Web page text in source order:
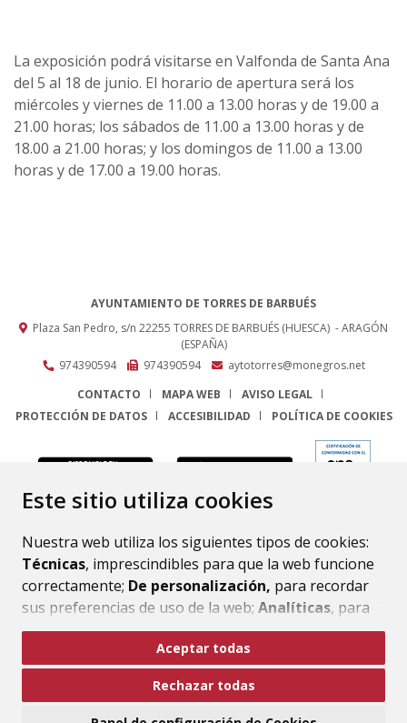
Este sitio utiliza cookies
Nuestra web utiliza los siguientes tipos de cookies:
Técnicas, imprescindibles para que la web funcione
correctamente; De personalización, para recordar
sus preferencias de uso de la web; Analíticas, para
mejorar el funcionamiento de la web y sus servicios.
Si acepta pulsando el botón“Aceptar todas”
consideramos que acepta su uso. Si pulsa el botón
Aceptar todas
Rechazar todas
La exposición podrá visitarse en Valfonda de Santa Ana
del 5 al 18 de junio. El horario de apertura será los
miércoles y viernes de 11.00 a 13.00 horas y de 19.00 a
21.00 horas; los sábados de 11.00 a 13.00 horas y de
18.00 a 21.00 horas; y los domingos de 11.00 a 13.00
horas y de 17.00 a 19.00 horas.
AYUNTAMIENTO DE TORRES DE BARBUÉS
Plaza San Pedro, s/n 22255 TORRES DE BARBUÉS (HUESCA) - ARAGÓN
(ESPAÑA)
974390594
974390594
aytotorres@monegros.net
CONTACTO
MAPA WEB
AVISO LEGAL
PROTECCIÓN DE DATOS
ACCESIBILIDAD POLÍTICA DE COOKIES